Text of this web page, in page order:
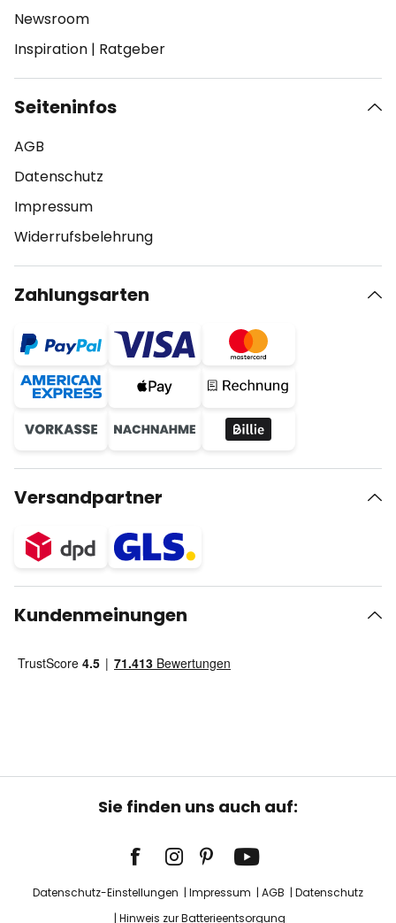
Newsroom
Inspiration | Ratgeber
Seiteninfos
AGB
Datenschutz
Impressum
Widerrufsbelehrung
Zahlungsarten
Versandpartner
Kundenmeinungen
Sie finden uns auch auf:
Datenschutz-Einstellungen Impressum AGB
Datenschutz
Hinweis zur Batterieentsorgung